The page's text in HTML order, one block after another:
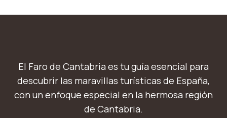
El Faro de Cantabria es tu guía esencial para
descubrir las maravillas turísticas de España,
con un enfoque especial en la hermosa región
de Cantabria.